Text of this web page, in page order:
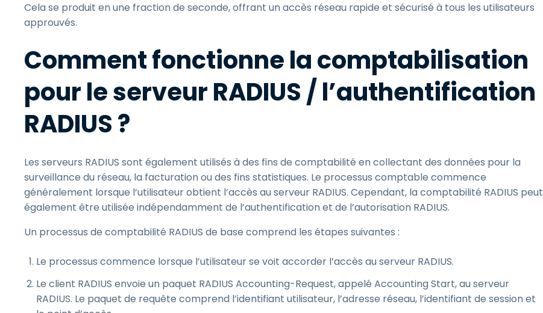
Cela se produit en une fraction de seconde, offrant un accès réseau rapide et sécurisé à tous les utilisateurs
approuvés.
Comment fonctionne la comptabilisation
pour le serveur RADIUS / l’authentification
RADIUS ?
Les serveurs RADIUS sont également utilisés à des fins de comptabilité en collectant des données pour la
surveillance du réseau, la facturation ou des fins statistiques. Le processus comptable commence
généralement lorsque l’utilisateur obtient l’accès au serveur RADIUS. Cependant, la comptabilité RADIUS peut
également être utilisée indépendamment de l’authentification et de l’autorisation RADIUS.
Un processus de comptabilité RADIUS de base comprend les étapes suivantes :
Le processus commence lorsque l’utilisateur se voit accorder l’accès au serveur RADIUS.
Le client RADIUS envoie un paquet RADIUS Accounting-Request, appelé Accounting Start, au serveur
RADIUS. Le paquet de requête comprend l’identifiant utilisateur, l’adresse réseau, l’identifiant de session et